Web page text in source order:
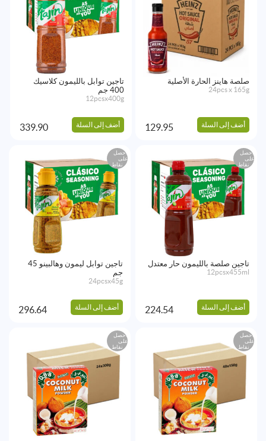
صلصة هاينز الحارة الأصلية
24pcs x 165g
أضف إلى السلة 129.95
تاجين توابل بالليمون كلاسيك
400 جم
12pcsx400g
أضف إلى السلة 339.90
احصل
على
نقاط
تاجين صلصة بالليمون حار معتدل
12pcsx455ml
أضف إلى السلة 224.54
احصل
على
نقاط
تاجين توابل ليمون وهالبينو 45
جم
24pcsx45g
أضف إلى السلة 296.64
احصل
على
نقاط
احصل
على
نقاط